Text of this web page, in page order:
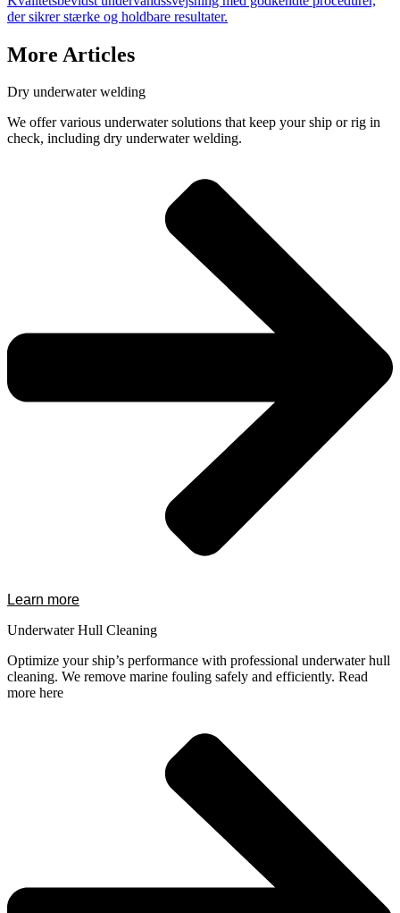
der sikrer stærke og holdbare resultater.
More Articles
Dry underwater welding
We offer various underwater solutions that keep your ship or rig in
check, including dry underwater welding.
Learn more
Underwater Hull Cleaning
Optimize your ship’s performance with professional underwater hull
cleaning. We remove marine fouling safely and efficiently. Read
more here